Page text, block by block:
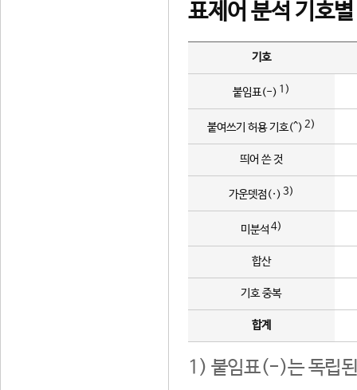
표제어 분석 기호
기호
붙임표(-) 1)
붙여쓰기 허용 기호(^) 2)
띄어 쓴 것
가운뎃점(·) 3)
미분석 4)
합산
기호 중복
합계
1) 붙임표(-)는 독립된